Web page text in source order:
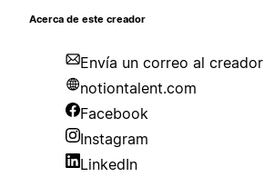
Acerca de este creador
Envía un correo al creador
notiontalent.com
Facebook
Instagram
LinkedIn